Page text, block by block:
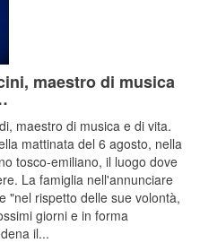
maestro di musica
maestro di musica e di vita.
mattinata del 6 agosto, nella
tosco-emiliano, il luogo dove
La famiglia nell'annunciare
"nel rispetto delle sue volontà,
giorni e in forma
il...